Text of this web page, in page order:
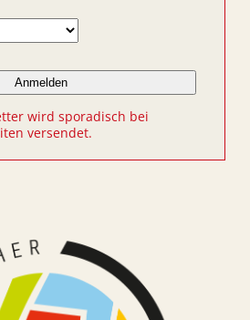
wird sporadisch bei
versendet.